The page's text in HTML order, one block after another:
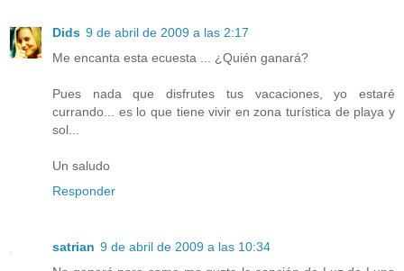
Dids 9 de abril de 2009 a las 2:17
Me encanta esta ecuesta ... ¿Quién ganará?
Pues nada que disfrutes tus vacaciones, yo estaré
currando... es lo que tiene vivir en zona turística de playa y
sol...
Un saludo
Responder
satrian 9 de abril de 2009 a las 10:34